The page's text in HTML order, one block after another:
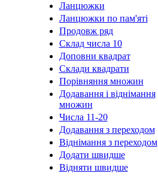
Ланцюжки
Ланцюжки по пам'яті
Продовж ряд
Склад числа 10
Доповни квадрат
Склади квадрати
Порівняння множин
Додавання і віднімання
множин
Числа 11-20
Додавання з переходом
Віднімання з переходом
Додати швидше
Відняти швидше